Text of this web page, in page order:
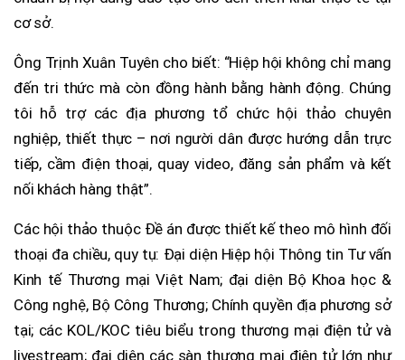
cơ sở.
Ông Trịnh Xuân Tuyên cho biết: “Hiệp hội không chỉ mang
đến tri thức mà còn đồng hành bằng hành động. Chúng
tôi hỗ trợ các địa phương tổ chức hội thảo chuyên
nghiệp, thiết thực – nơi người dân được hướng dẫn trực
tiếp, cầm điện thoại, quay video, đăng sản phẩm và kết
nối khách hàng thật”.
Các hội thảo thuộc Đề án được thiết kế theo mô hình đối
thoại đa chiều, quy tụ: Đại diện Hiệp hội Thông tin Tư vấn
Kinh tế Thương mại Việt Nam; đại diện Bộ Khoa học &
Công nghệ, Bộ Công Thương; Chính quyền địa phương sở
tại; các KOL/KOC tiêu biểu trong thương mại điện tử và
livestream; đại diện các sàn thương mại điện tử lớn như